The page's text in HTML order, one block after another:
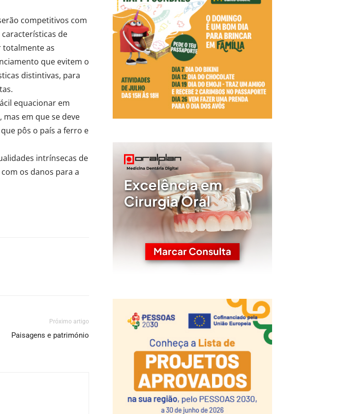
competitivos com
de
totalmente as
que evitem o
distintivas, para
equacionar em
em que se deve
pôs o país a ferro e
intrínsecas de
os danos para a
Próximo artigo
Paisagens e património